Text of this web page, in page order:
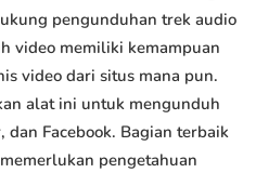
pengunduhan trek audio
video memiliki kemampuan
video dari situs mana pun.
alat ini untuk mengunduh
Facebook. Bagian terbaik
pengetahuan